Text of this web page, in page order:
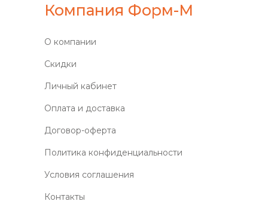
Компания Форм-М
О компании
Скидки
Личный кабинет
Оплата и доставка
Договор-оферта
Политика конфиденциальности
Условия соглашения
Контакты